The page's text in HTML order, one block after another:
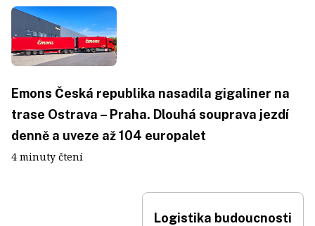
Emons Česká republika nasadila gigaliner na
trase Ostrava – Praha. Dlouhá souprava jezdí
denně a uveze až 104 europalet
4 minuty čtení
Logistika budoucnosti